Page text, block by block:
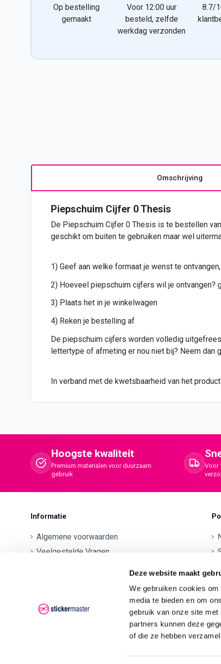
Deze website maakt
We gebruiken cookies
media te bieden en om
gebruik van onze site
partners kunnen deze
of die ze hebben
Op bestelling
gemaakt
Voor 12:00 uur
besteld, zelfde
werkdag verzonden
8.7/
Omschrijving
Piepschuim Cijfer 0 Thesis
De Piepschuim Cijfer 0 Thesis is te bestellen
geschikt om buiten te gebruiken maar wel
1) Geef aan welke formaat je wenst te
2) Hoeveel piepschuim cijfers wil je ontvangen?
3) Plaats het in je winkelwagen
4) Reken je bestelling af
De piepschuim cijfers worden volledig
lettertype of afmeting er nou niet bij? Neem dan
In verband met de kwetsbaarheid van het
Hoogste kwaliteit
Premium materialen voor duurzaam
gebruik
Voor
Informatie
Algemene voorwaarden
Veelgestelde Vragen
Klachten
Privacyverklaring AVG/GDPR